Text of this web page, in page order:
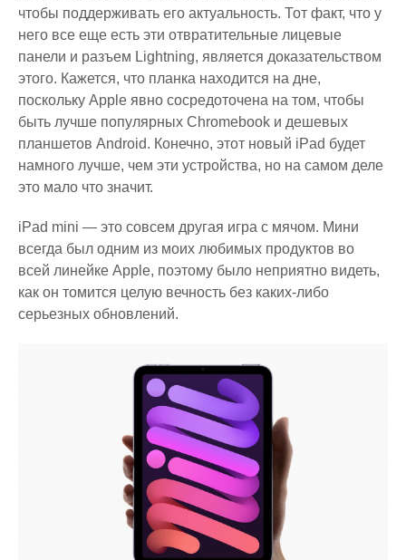
чтобы поддерживать его актуальность. Тот факт, что у
него все еще есть эти отвратительные лицевые
панели и разъем Lightning, является доказательством
этого. Кажется, что планка находится на дне,
поскольку Apple явно сосредоточена на том, чтобы
быть лучше популярных Chromebook и дешевых
планшетов Android. Конечно, этот новый iPad будет
намного лучше, чем эти устройства, но на самом деле
это мало что значит.
iPad mini — это совсем другая игра с мячом. Мини
всегда был одним из моих любимых продуктов во
всей линейке Apple, поэтому было неприятно видеть,
как он томится целую вечность без каких-либо
серьезных обновлений.